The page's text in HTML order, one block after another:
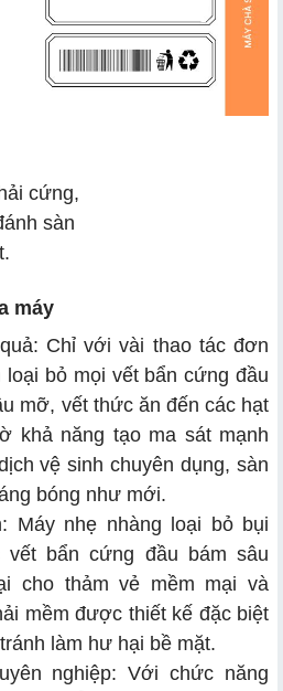
cứng,
sàn
máy
Chỉ với vài thao tác đơn
bỏ mọi vết bẩn cứng đầu
mỡ, vết thức ăn đến các hạt
khả năng tạo ma sát mạnh
vệ sinh chuyên dụng, sàn
bóng như mới.
Máy nhẹ nhàng loại bỏ bụi
vết bẩn cứng đầu bám sâu
cho thảm vẻ mềm mại và
mềm được thiết kế đặc biệt
làm hư hại bề mặt.
nghiệp: Với chức năng